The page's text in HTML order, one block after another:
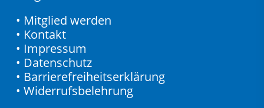
• Mitglied werden
• Kontakt
• Impressum
• Datenschutz
• Barrierefreiheitserklärung
• Widerrufsbelehrung